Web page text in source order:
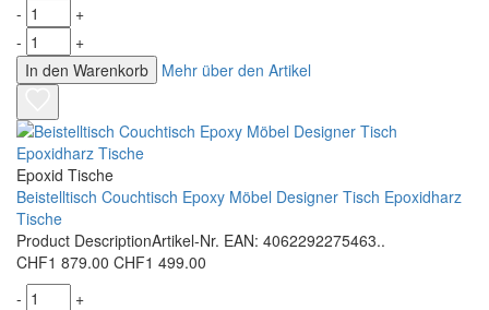
-
+
-
+
In den Warenkorb
Mehr über den Artikel
Epoxid Tische
Beistelltisch Couchtisch Epoxy Möbel Designer Tisch Epoxidharz
Tische
Product DescriptionArtikel-Nr. EAN: 4062292275463..
CHF1 879.00 CHF1 499.00
-
+